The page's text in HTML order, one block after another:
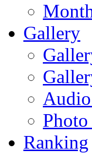
Gallery
Ranking